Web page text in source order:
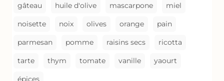
gâteau huile d'olive mascarpone miel
noisette noix olives orange pain
parmesan pomme raisins secs ricotta
tarte thym tomate vanille yaourt
épices